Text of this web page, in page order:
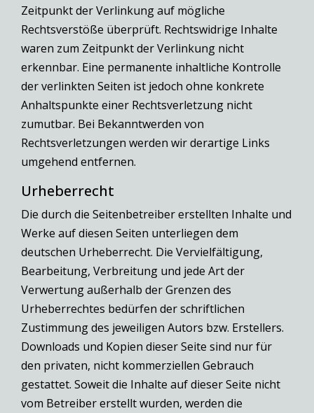
Zeitpunkt der Verlinkung auf mögliche
Rechtsverstöße überprüft. Rechtswidrige Inhalte
waren zum Zeitpunkt der Verlinkung nicht
erkennbar. Eine permanente inhaltliche Kontrolle
der verlinkten Seiten ist jedoch ohne konkrete
Anhaltspunkte einer Rechtsverletzung nicht
zumutbar. Bei Bekanntwerden von
Rechtsverletzungen werden wir derartige Links
umgehend entfernen.
Urheberrecht
Die durch die Seitenbetreiber erstellten Inhalte und
Werke auf diesen Seiten unterliegen dem
deutschen Urheberrecht. Die Vervielfältigung,
Bearbeitung, Verbreitung und jede Art der
Verwertung außerhalb der Grenzen des
Urheberrechtes bedürfen der schriftlichen
Zustimmung des jeweiligen Autors bzw. Erstellers.
Downloads und Kopien dieser Seite sind nur für
den privaten, nicht kommerziellen Gebrauch
gestattet. Soweit die Inhalte auf dieser Seite nicht
vom Betreiber erstellt wurden, werden die